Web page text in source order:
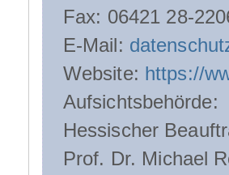
Fax: 06421 28-
E-Mail:
Website: https://
Aufsichtsbehörde:
Hessischer
Prof. Dr. Michael